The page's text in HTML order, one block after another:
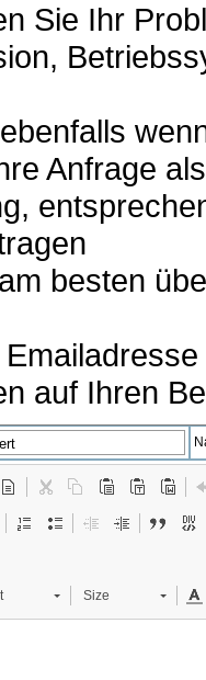
Sie Ihr
Anfrage
besten
auf Ihren
Size